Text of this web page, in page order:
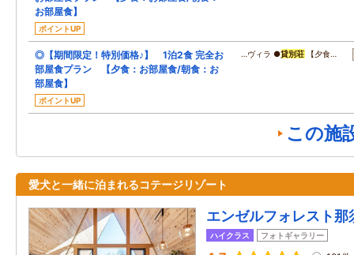
お部屋食】
ポイントUP
◎【期間限定！特別価格♪】 1泊2食 完全お
部屋食プラン 【夕食：お部屋食/朝食：お
部屋食】
ポイントUP
…ヴィラ ●貸別荘 【夕食…
この施
愛犬と一緒に泊まれるコテージリゾート
エンゼルフォレスト那
ハイクラス フォトギャラリー